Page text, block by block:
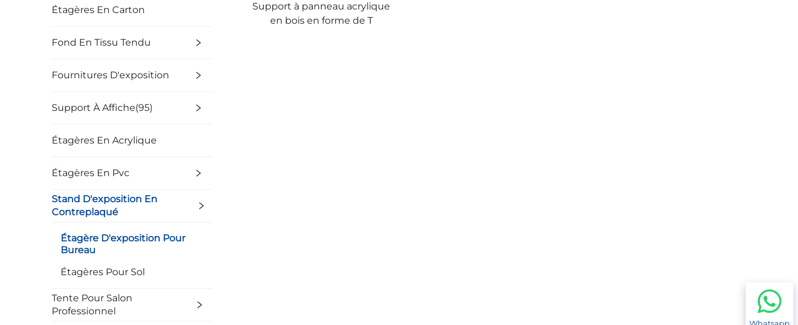
Étagères En Carton
Fond En Tissu Tendu
Fournitures D'exposition
Support À Affiche(95)
Étagères En Acrylique
Étagères En Pvc
Stand D'exposition En
Contreplaqué
Étagère D'exposition Pour
Bureau
Étagères Pour Sol
Tente Pour Salon
Professionnel
Support à panneau acrylique
en bois en forme de T